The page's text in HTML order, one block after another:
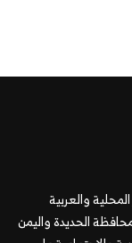
والعربية
الحديدة واليمن